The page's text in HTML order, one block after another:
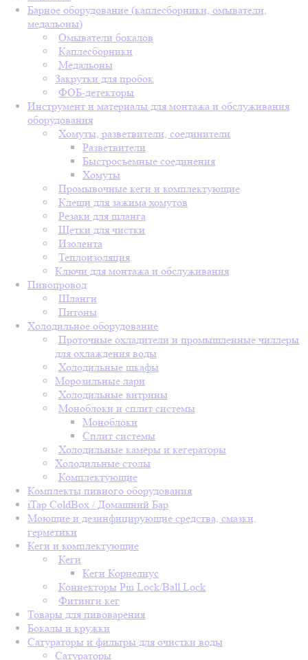
Барное оборудование (каплесборники, омыватели,
медальоны)
Омыватели бокалов
Каплесборники
Медальоны
Закрутки для пробок
ФОБ-детекторы
Инструмент и материалы для монтажа и обслуживания
оборудования
Хомуты, разветвители, соединители
Разветвители
Быстросъемные соединения
Хомуты
Промывочные кеги и комплектующие
Клещи для зажима хомутов
Резаки для шланга
Щетки для чистки
Изолента
Теплоизоляция
Ключи для монтажа и обслуживания
Пивопровод
Шланги
Питоны
Холодильное оборудование
Проточные охладители и промышленные чиллеры
для охлаждения воды
Холодильные шкафы
Морозильные лари
Холодильные витрины
Моноблоки и сплит системы
Моноблоки
Сплит системы
Холодильные камеры и кегераторы
Холодильные столы
Комплектующие
Комплекты пивного оборудования
iTap ColdBox / Домашний Бар
Моющие и дезинфицирующие средства, смазки,
герметики
Кеги и комплектующие
Кеги
Кеги Корнелиус
Коннекторы Pin Lock/Ball Lock
Фитинги кег
Товары для пивоварения
Бокалы и кружки
Сатураторы и фильтры для очистки воды
Сатураторы